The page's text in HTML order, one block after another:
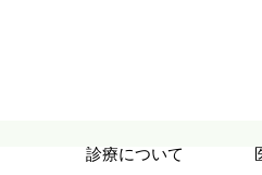
診療について